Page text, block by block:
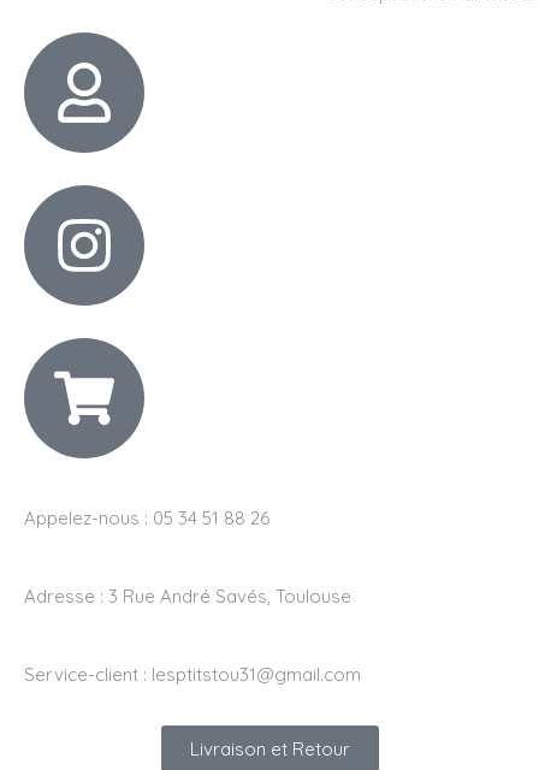
Appelez-nous : 05 34 51 88 26
Adresse : 3 Rue André Savés, Toulouse
Service-client : lesptitstou31@gmail.com
Livraison et Retour